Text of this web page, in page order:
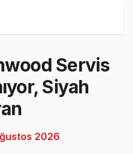
Servis
Siyah
2026